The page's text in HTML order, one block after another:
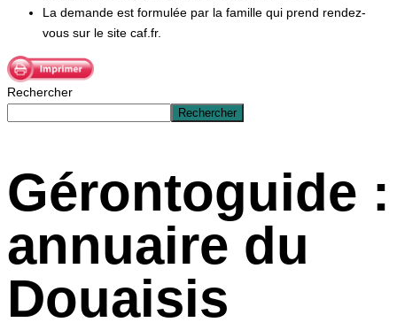
La demande est formulée par la famille qui prend rendez-
vous sur le site caf.fr.
Rechercher
Rechercher
Gérontoguide :
annuaire du
Douaisis